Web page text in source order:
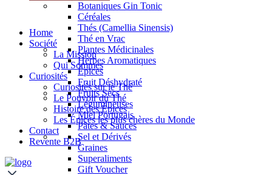
Botaniques Gin Tonic
Céréales
Thés (Camellia Sinensis)
Thé en Vrac
Plantes Médicinales
Herbes Aromatiques
Épices
Fruit Déshydraté
Fruits Secs
Légumineuses
Miel Portugais
Pâtes & Sauces
Sel et Dérivés
Graines
Superaliments
Gift Voucher
Home
Société
La Mission
Qui Sommes
Curiosités
Curiosités sur le Thé
Le Pouvoir du Thé
Histoire des Épices
Les Épices les plus chères du Monde
Contact
Revente B2B